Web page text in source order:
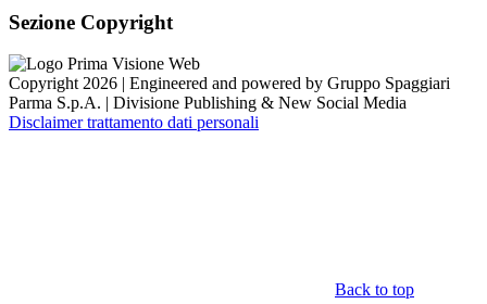
Sezione Copyright
Copyright 2026 | Engineered and powered by Gruppo Spaggiari
Parma S.p.A. | Divisione Publishing & New Social Media
Disclaimer trattamento dati personali
Back to top